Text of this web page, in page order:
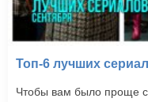
Топ-6 лучших
Чтобы вам было проще